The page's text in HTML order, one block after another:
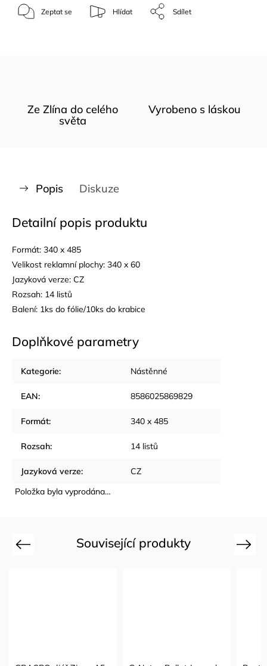
Zeptat se Hlídat Sdílet
Ze Zlína do celého
světa
Vyrobeno s láskou
Popis Diskuze
Detailní popis produktu
Formát: 340 x 485
Velikost reklamní plochy: 340 x 60
Jazyková verze: CZ
Rozsah: 14 listů
Balení: 1ks do fólie/10ks do krabice
Doplňkové parametry
Kategorie: Nástěnné
EAN: 8586025869829
Formát: 340 x 485
Rozsah: 14 listů
Jazyková verze:
CZ
Položka byla vyprodána…
Související produkty
Previous Next